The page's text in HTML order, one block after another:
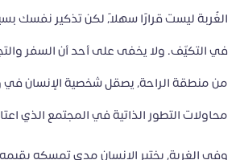
الغُربة ليست قرارًا سهلًا، لكن تذكير نفسك
في التكيّف. ولا يخفى على أحد أن السفر
من منطقة الراحة، يصقل شخصية الإنسان
محاولات التطور الذاتية في المجتمع الذي
وفي الغربة، يختبر الإنسان مدى تمسكه